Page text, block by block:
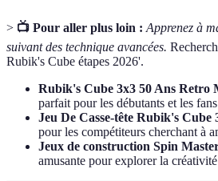
> 📺 Pour aller plus loin : Apprenez à
suivant des technique avancées.
Rubik's Cube étapes 2026'.
Rubik's Cube 3x3 50 Ans Retro
parfait pour les débutants et les
Jeu De Casse-tête Rubik's
pour les compétiteurs cherchant à
Jeux de construction Spin
amusante pour explorer la